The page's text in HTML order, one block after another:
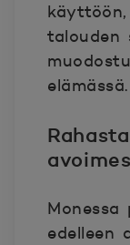
talouden
elämässä.
Monessa
edelleen